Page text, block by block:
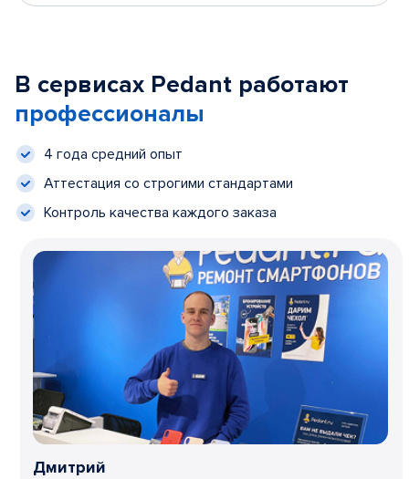
В сервисах Pedant работают
профессионалы
4 года средний опыт
Аттестация со строгими стандартами
Контроль качества каждого заказа
Дмитрий